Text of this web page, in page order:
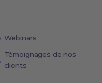
Webinars
Témoignages de nos
clients